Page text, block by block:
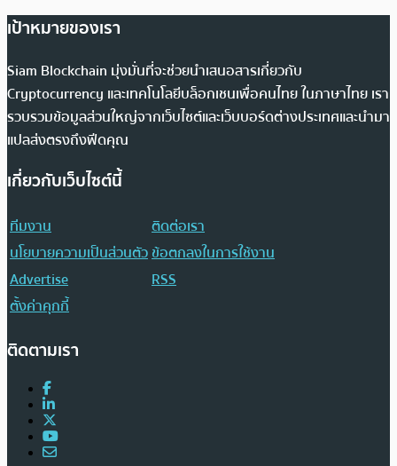
เป้าหมายของเรา
Siam Blockchain มุ่งมั่นที่จะช่วยนำเสนอสารเกี่ยวกับ
Cryptocurrency และเทคโนโลยีบล็อกเชนเพื่อคนไทย ในภาษาไทย เรา
รวบรวมข้อมูลส่วนใหญ่จากเว็บไซต์และเว็บบอร์ดต่างประเทศและนำมา
แปลส่งตรงถึงฟีดคุณ
เกี่ยวกับเว็บไซต์นี้
ทีมงาน
ติดต่อเรา
นโยบายความเป็นส่วนตัวข้อตกลงในการใช้งาน
Advertise
RSS
ตั้งค่าคุกกี้
ติดตามเรา